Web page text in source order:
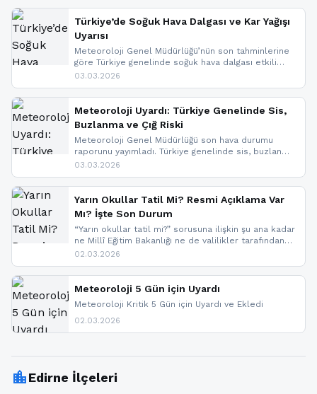
ise çığ tehlikesi bulunuyor. İç kesimlerde sis ve pus
nedeniyle görüş mesafesinde azalma
yaşanabileceği belirtiliyor.
Türkiye’de Soğuk Hava Dalgası ve Kar Yağışı
Uyarısı
Meteoroloji Genel Müdürlüğü’nün son tahminlerine
göre Türkiye genelinde soğuk hava dalgası etkili
oluyor. Birçok il için kar yağışı ve buzlanma uyarısı
03.03.2026
Meteoroloji Uyardı: Türkiye Genelinde Sis,
Buzlanma ve Çığ Riski
Meteoroloji Genel Müdürlüğü son hava durumu
raporunu yayımladı. Türkiye genelinde sis, buzlanma
ve don beklenirken Doğu Anadolu ve Doğu
yapıldı. İşte son dakika meteoroloji gelişmeleri.
03.03.2026
Yarın Okullar Tatil Mi? Resmi Açıklama Var
Mı? İşte Son Durum
“Yarın okullar tatil mi?” sorusuna ilişkin şu ana kadar
ne Millî Eğitim Bakanlığı ne de valilikler tarafından
yapılmış resmi bir tatil açıklaması bulunmamaktadır.
paylaşacağız. En hızlı şekilde haberdar olmak için
sitemizi takip edebilir ve bildirimleri açabilirsiniz.
02.03.2026
Meteoroloji 5 Gün için Uyardı
Meteoroloji Kritik 5 Gün için Uyardı ve Ekledi
02.03.2026
location_cityEdirne İlçeleri